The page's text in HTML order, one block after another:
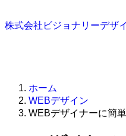
株式会社ビジョナリーデザ
ホーム
WEBデザイン
WEBデザイナーに簡